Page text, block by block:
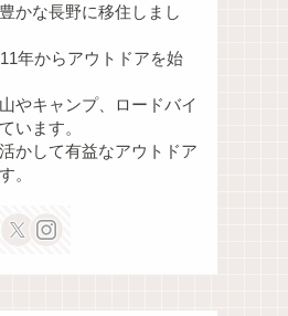
かな長野に移住しまし
年からアウトドアを始
やキャンプ、ロードバイ
います。
かして有益なアウトドア
。